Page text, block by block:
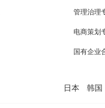
管理治理
电商策划
国有企业
日本 韩国